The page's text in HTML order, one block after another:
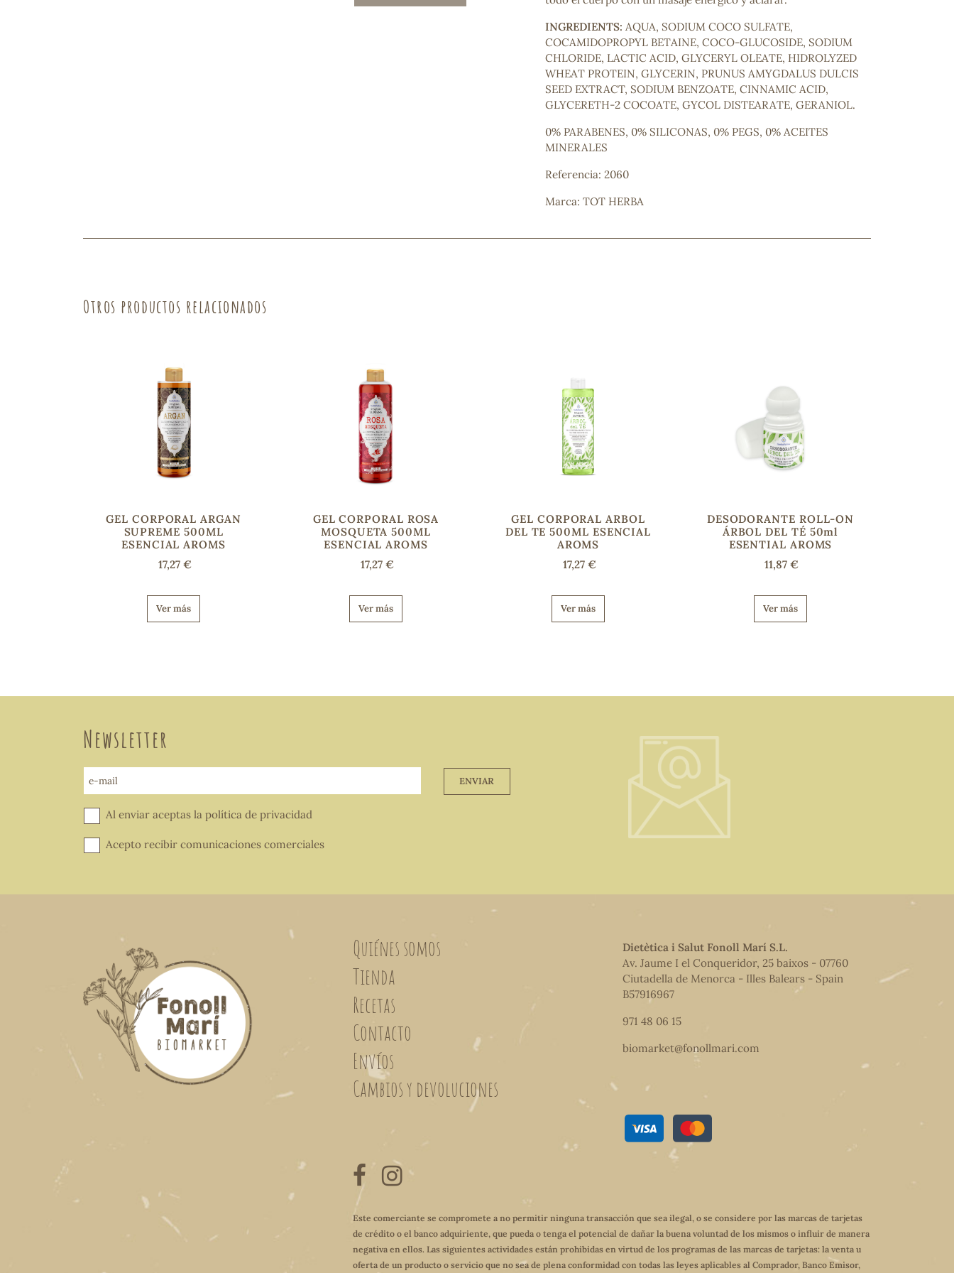
¿No encuentras tu producto?
contáctanos
INGREDIENTS: AQUA, SODIUM COCO SULFATE,
COCAMIDOPROPYL BETAINE, COCO-GLUCOSIDE, SODIUM
CHLORIDE, LACTIC ACID, GLYCERYL OLEATE, HIDROLYZED
WHEAT PROTEIN, GLYCERIN, PRUNUS AMYGDALUS DULCIS
SEED EXTRACT, SODIUM BENZOATE, CINNAMIC ACID,
GLYCERETH-2 COCOATE, GYCOL DISTEARATE, GERANIOL.
0% PARABENES, 0% SILICONAS, 0% PEGS, 0% ACEITES
MINERALES
Referencia: 2060
Marca: TOT HERBA
Otros productos relacionados
GEL CORPORAL ARGAN
SUPREME 500ML
ESENCIAL AROMS
17,27 €
Ver más
GEL CORPORAL ROSA
MOSQUETA 500ML
ESENCIAL AROMS
17,27 €
Ver más
GEL CORPORAL ARBOL
DEL TE 500ML ESENCIAL
AROMS
17,27 €
Ver más
DESODORANTE ROLL-ON
ÁRBOL DEL TÉ 50ml
ESENTIAL AROMS
11,87 €
Ver más
Newsletter
e-mail ENVIAR
Al enviar aceptas la política de privacidad
Acepto recibir comunicaciones comerciales
Quiénes somos
Tienda
Recetas
Contacto
Envíos
Cambios y devoluciones
Dietètica i Salut Fonoll Marí S.L.
Av. Jaume I el Conqueridor, 25 baixos - 07760
Ciutadella de Menorca - Illes Balears - Spain
B57916967
971 48 06 15
biomarket@fonollmari.com
Este comerciante se compromete a no permitir ninguna transacción que sea ilegal, o se considere por las marcas de tarjetas
de crédito o el banco adquiriente, que pueda o tenga el potencial de dañar la buena voluntad de los mismos o influir de manera
negativa en ellos. Las siguientes actividades están prohibidas en virtud de los programas de las marcas de tarjetas: la venta u
oferta de un producto o servicio que no sea de plena conformidad con todas las leyes aplicables al Comprador, Banco Emisor,